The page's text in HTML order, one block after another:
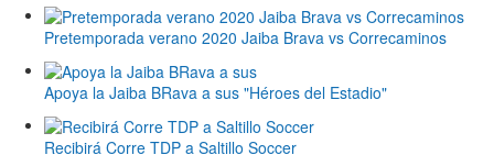
Pretemporada verano 2020 Jaiba Brava vs Correcaminos
Apoya la Jaiba BRava a sus "Héroes del Estadio"
Recibirá Corre TDP a Saltillo Soccer